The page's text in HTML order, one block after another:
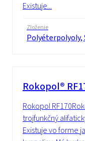
Existuje...
Zloženie
Polyéterpolyoly,
Rokopol®
Rokopol
trojfunkčný
Existuje vo forme